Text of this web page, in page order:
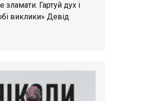
зламати. Гартуй дух і
виклики» Девід